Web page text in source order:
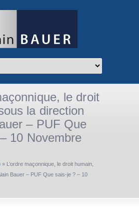
le droit
la direction
– PUF Que
10 Novembre
» L’ordre maçonnique, le droit humain,
Bauer – PUF Que sais-je ? – 10